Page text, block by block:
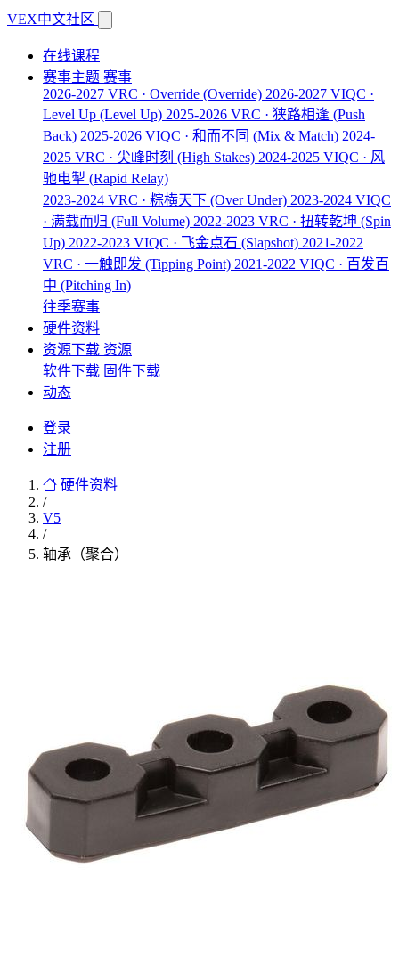
VEX中文社区
在线课程
赛事主题 赛事
2026-2027 VRC · Override (Override) 2026-2027 VIQC ·
Level Up (Level Up) 2025-2026 VRC · 狭路相逢 (Push
Back) 2025-2026 VIQC · 和而不同 (Mix & Match) 2024-
2025 VRC · 尖峰时刻 (High Stakes) 2024-2025 VIQC · 风
驰电掣 (Rapid Relay)
2023-2024 VRC · 粽横天下 (Over Under) 2023-2024 VIQC
· 满载而归 (Full Volume) 2022-2023 VRC · 扭转乾坤 (Spin
Up) 2022-2023 VIQC · 飞金点石 (Slapshot) 2021-2022
VRC · 一触即发 (Tipping Point) 2021-2022 VIQC · 百发百
中 (Pitching In)
往季赛事
硬件资料
资源下载 资源
软件下载 固件下载
动态
登录
注册
硬件资料
/
V5
/
轴承（聚合）